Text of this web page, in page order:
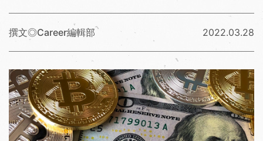
撰文◎Career編輯部 2022.03.28